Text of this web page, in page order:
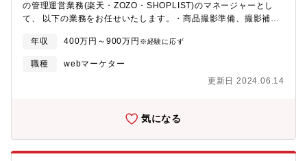
の管理運営業務(楽天・ZOZO・SHOPLIST)のマネージャーとし
て、 以下の業務をお任せいたします。・商品撮影準備、撮影補
者のマネージメント
年収 400万円～900万円 ※経験に応ず
職種
webマーケター
更新日 2024.06.14
気になる